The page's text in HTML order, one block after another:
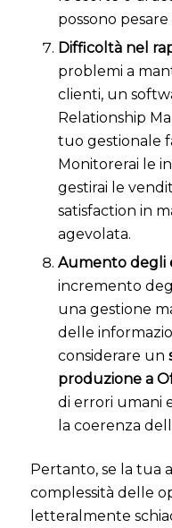
possono
Difficoltà nel
problemi a
clienti, un
Relationship
tuo gestionale
Monitorerai le
gestirai le
satisfaction in
agevolata.
Aumento degli
incremento
una gestione
delle
considerare un
produzione a
di errori umani
la coerenza
Pertanto, se la tua
complessità delle
letteralmente